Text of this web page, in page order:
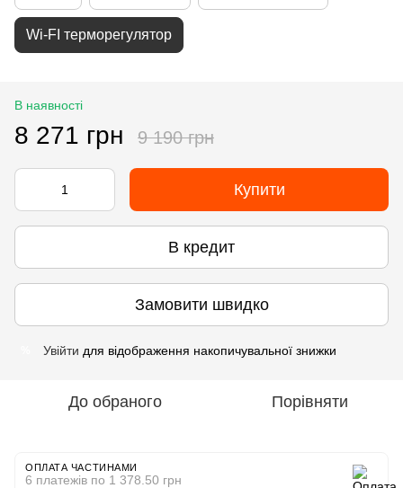
Wi-FI терморегулятор
В наявності
8 271 грн 9 190 грн
Купити
В кредит
Замовити швидко
Увійти для відображення накопичувальної знижки
До обраного Порівняти
ОПЛАТА ЧАСТИНАМИ
6 платежів по 1 378.50 грн